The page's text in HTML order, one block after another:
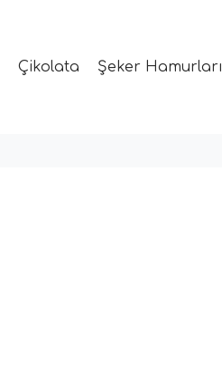
Çikolata Şeker Hamurları